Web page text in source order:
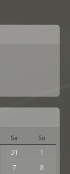
Sa So
31
1
7
8